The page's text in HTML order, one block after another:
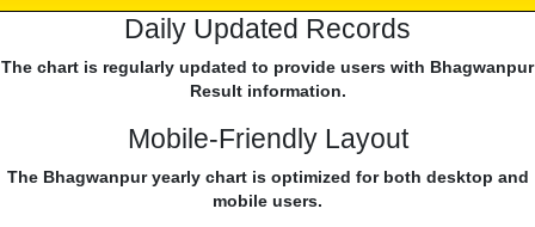
Daily Updated Records
The chart is regularly updated to provide users with Bhagwanpur
Result information.
Mobile-Friendly Layout
The Bhagwanpur yearly chart is optimized for both desktop and
mobile users.